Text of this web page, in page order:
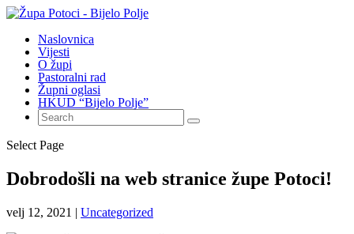
Naslovnica
Vijesti
O župi
Pastoralni rad
Župni oglasi
HKUD “Bijelo Polje”
Select Page
Dobrodošli na web stranice župe Potoci!
velj 12, 2021 | Uncategorized